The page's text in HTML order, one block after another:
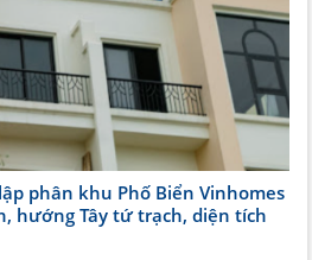
phân khu Phố Biển Vinhomes
hướng Tây tứ trạch, diện tích